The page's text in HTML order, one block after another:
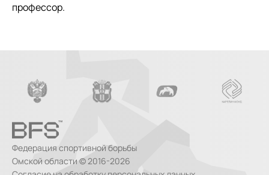
профессор.
Федерация спортивной борьбы
Омской области © 2016-2026